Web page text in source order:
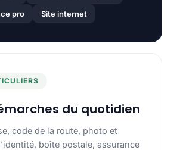
pro
Site internet
du quotidien
code de la route, photo et
boîte postale, assurance